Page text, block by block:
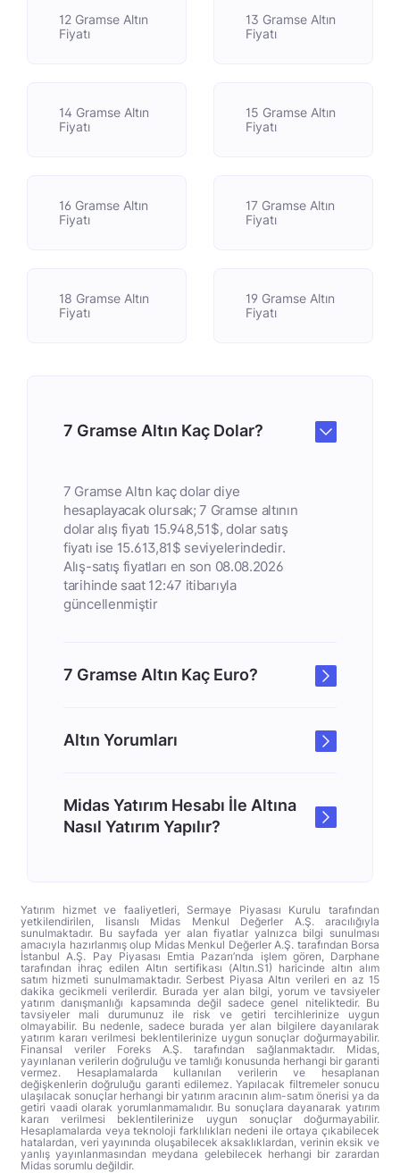
12 Gramse Altın
Fiyatı
13 Gramse Altın
Fiyatı
14 Gramse Altın
Fiyatı
15 Gramse Altın
Fiyatı
16 Gramse Altın
Fiyatı
17 Gramse Altın
Fiyatı
18 Gramse Altın
Fiyatı
19 Gramse Altın
Fiyatı
7 Gramse Altın Kaç Dolar?
7 Gramse Altın kaç dolar diye
hesaplayacak olursak; 7 Gramse altının
dolar alış fiyatı 15.948,51$, dolar satış
fiyatı ise 15.613,81$ seviyelerindedir.
Alış-satış fiyatları en son 08.08.2026
tarihinde saat 12:47 itibarıyla
güncellenmiştir
7 Gramse Altın Kaç Euro?
Altın Yorumları
Midas Yatırım Hesabı İle Altına
Nasıl Yatırım Yapılır?
Yatırım hizmet ve faaliyetleri, Sermaye Piyasası Kurulu tarafından
yetkilendirilen, lisanslı Midas Menkul Değerler A.Ş. aracılığıyla
sunulmaktadır. Bu sayfada yer alan fiyatlar yalnızca bilgi sunulması
amacıyla hazırlanmış olup Midas Menkul Değerler A.Ş. tarafından Borsa
İstanbul A.Ş. Pay Piyasası Emtia Pazarı’nda işlem gören, Darphane
tarafından ihraç edilen Altın sertifikası (Altın.S1) haricinde altın alım
satım hizmeti sunulmamaktadır. Serbest Piyasa Altın verileri en az 15
dakika gecikmeli verilerdir. Burada yer alan bilgi, yorum ve tavsiyeler
yatırım danışmanlığı kapsamında değil sadece genel niteliktedir. Bu
tavsiyeler mali durumunuz ile risk ve getiri tercihlerinize uygun
olmayabilir. Bu nedenle, sadece burada yer alan bilgilere dayanılarak
yatırım kararı verilmesi beklentilerinize uygun sonuçlar doğurmayabilir.
Finansal veriler Foreks A.Ş. tarafından sağlanmaktadır. Midas,
yayınlanan verilerin doğruluğu ve tamlığı konusunda herhangi bir garanti
vermez. Hesaplamalarda kullanılan verilerin ve hesaplanan
değişkenlerin doğruluğu garanti edilemez. Yapılacak filtremeler sonucu
ulaşılacak sonuçlar herhangi bir yatırım aracının alım-satım önerisi ya da
getiri vaadi olarak yorumlanmamalıdır. Bu sonuçlara dayanarak yatırım
kararı verilmesi beklentilerinize uygun sonuçlar doğurmayabilir.
Hesaplamalarda veya teknoloji farklılıkları nedeni ile ortaya çıkabilecek
hatalardan, veri yayınında oluşabilecek aksaklıklardan, verinin eksik ve
yanlış yayınlanmasından meydana gelebilecek herhangi bir zarardan
Midas sorumlu değildir.